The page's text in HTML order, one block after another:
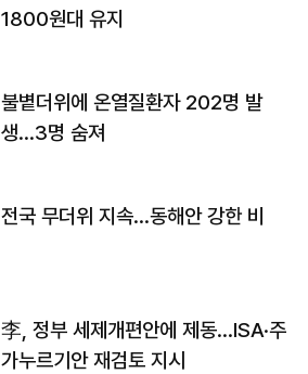
1800원대 유지
불볕더위에 온열질환자 202명 발
생…3명 숨져
전국 무더위 지속…동해안 강한 비
李, 정부 세제개편안에 제동…ISA·주
가누르기안 재검토 지시